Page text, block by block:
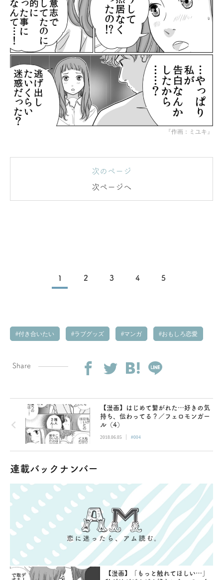
『作画：ミユキ』
次のページ
次ページへ
1 2 3 4 5
付き合いたい ラブグッズ マンガ おもしろ恋愛
Share
【漫画】はじめて繋がれた…好きの気
持ち、伝わってる？／フェロモンガー
ル（4）
2018.06.05 | #004
連載バックナンバー
【漫画】「もっと触れてほしい…」